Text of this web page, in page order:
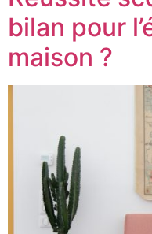
bilan pour
maison ?